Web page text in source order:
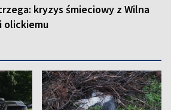
kryzys śmieciowy z Wilna
olickiemu